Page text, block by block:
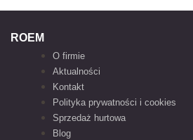
ROEM
O firmie
Aktualności
Kontakt
Polityka prywatności i cookies
Sprzedaż hurtowa
Blog